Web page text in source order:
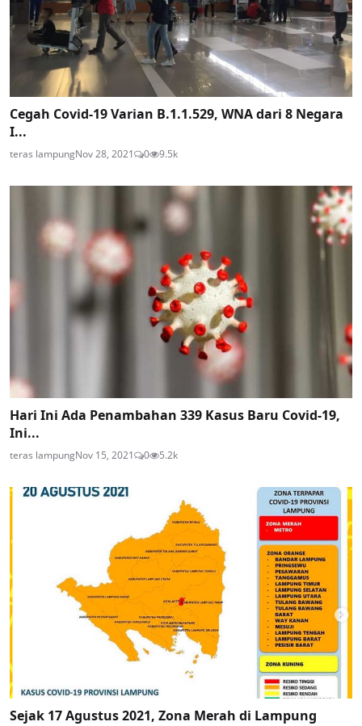
Cegah Covid-19 Varian B.1.1.529, WNA dari 8 Negara
I...
teras lampungNov 28, 2021 0 9.5k
Hari Ini Ada Penambahan 339 Kasus Baru Covid-19,
Ini...
teras lampungNov 15, 2021 0 5.2k
Sejak 17 Agustus 2021, Zona Merah di Lampung